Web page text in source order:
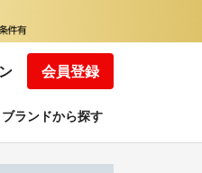
会員登録
ブランドから探す